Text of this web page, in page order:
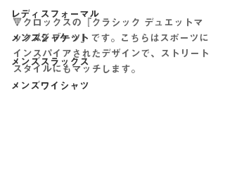
レディスフォーマル
メンズジャケット
メンズスラックス
メンズワイシャツ
🔻クロックスの『クラシック デュエットマ
ックス2 ブーツ』です。こちらはスポーツに
インスパイアされたデザインで、ストリート
スタイルにもマッチします。